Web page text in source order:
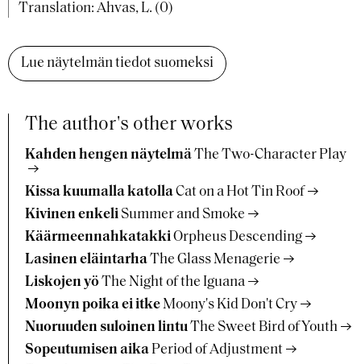
Translation: Ahvas, L. (0)
Lue näytelmän tiedot suomeksi
The author's other works
Kahden hengen näytelmäThe Two-Character Play
Kissa kuumalla katollaCat on a Hot Tin Roof
Kivinen enkeliSummer and Smoke
KäärmeennahkatakkiOrpheus Descending
Lasinen eläintarhaThe Glass Menagerie
Liskojen yöThe Night of the Iguana
Moonyn poika ei itkeMoony's Kid Don't Cry
Nuoruuden suloinen lintuThe Sweet Bird of Youth
Sopeutumisen aika Period of Adjustment